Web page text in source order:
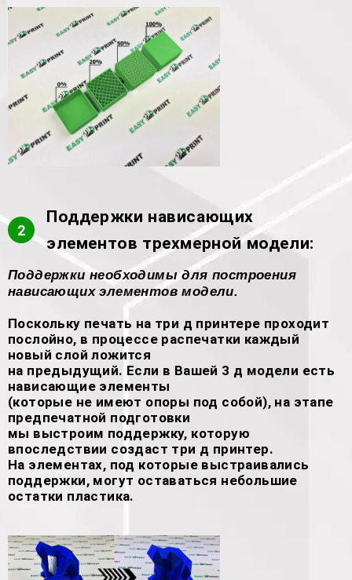
2
Поддержки нависающих
элементов трехмерной модели:
Поддержки необходимы для построения
нависающих элементов модели.
Поскольку печать на три д принтере проходит
послойно, в процессе распечатки каждый
новый слой ложится
на предыдущий. Если в Вашей 3 д модели есть
нависающие элементы
(которые не имеют опоры под собой), на этапе
предпечатной подготовки
мы выстроим поддержку, которую
впоследствии создаст три д принтер.
На элементах, под которые выстраивались
поддержки, могут оставаться небольшие
остатки пластика.